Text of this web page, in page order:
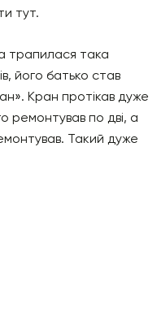
тут.
трапилася така
його батько став
Кран протікав дуже
ремонтував по дві, а
Такий дуже